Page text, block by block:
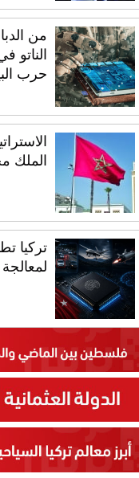
من
الناتو
حرب
الملك
تركيا